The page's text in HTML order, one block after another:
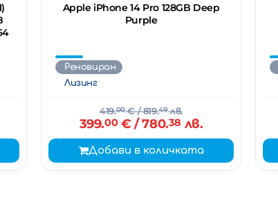
Apple iPhone 14 Pro 128GB Deep
Purple
Реновиран
Лизинг
419.00€/ 819.49лв.
399.00€ / 780.38 лв.
Добави в количката